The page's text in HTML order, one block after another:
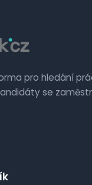
pro hledání
se